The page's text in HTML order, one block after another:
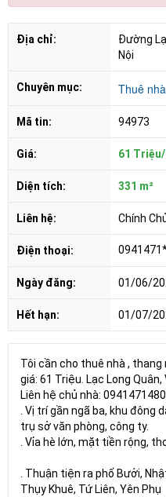
Địa chỉ:
Đường
Nội
Chuyên mục: Thuê
Mã tin: 94973
Giá: 61
Diện tích: 331 m²
Liên hệ: Chính
Điện thoại:
Ngày đăng: 01/06/
Hết hạn: 01/07/
Tôi cần cho thuê nhà , thang
giá: 61 Triệu. Lạc Long Quân,
Liên hệ chủ nhà: 0941471480
. Vị trí gần ngã ba, khu đông
trụ sở văn phòng, công ty.
. Vỉa hè lớn, mặt tiền rộng,
. Thuận tiện ra phố Bưởi,
Thụy Khuê, Tứ Liên, Yên Phụ